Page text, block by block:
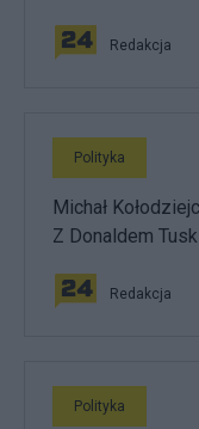
Redakcja
Polityka
Michał
Z Donaldem
Redakcja
Polityka